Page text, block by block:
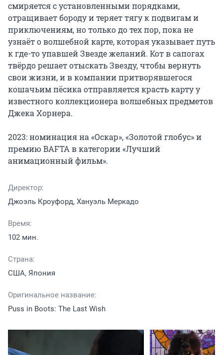
смиряется с установленными порядками,
отращивает бороду и теряет тягу к подвигам и
приключениям, но только до тех пор, пока не
узнаёт о волшебной карте, которая указывает путь
к где-то упавшей Звезде желаний. Кот в сапогах
твёрдо решает отыскать Звезду, чтобы вернуть
свои жизни, и в компании притворявшегося
кошачьим пёсика отправляется красть карту у
известного коллекционера волшебных предметов
Джека Хорнера.
2023: номинация на «Оскар», «Золотой глобус» и
премию BAFTA в категории «Лучший
анимационный фильм».
Директор:
Джоэль Кроуфорд, Хануэль Меркадо
Время:
102 мин.
Страна:
США, Япония
Оригинальное название:
Puss in Boots: The Last Wish